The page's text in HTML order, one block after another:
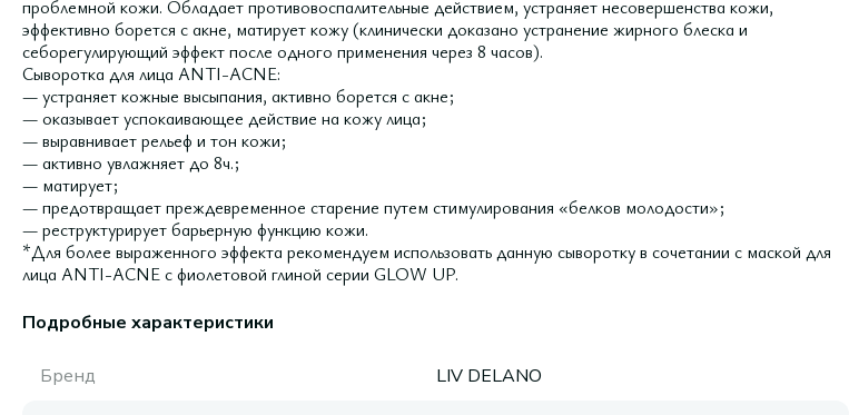
проблемной кожи. Обладает противовоспалительные действием, устраняет несовершенства кожи,
эффективно борется с акне, матирует кожу (клинически доказано устранение жирного блеска и
себорегулирующий эффект после одного применения через 8 часов).
Сыворотка для лица ANTI-ACNE:
— устраняет кожные высыпания, активно борется с акне;
— оказывает успокаивающее действие на кожу лица;
— выравнивает рельеф и тон кожи;
— активно увлажняет до 8ч.;
— матирует;
— предотвращает преждевременное старение путем стимулирования «белков молодости»;
— реструктурирует барьерную функцию кожи.
*Для более выраженного эффекта рекомендуем использовать данную сыворотку в сочетании с маской для
лица ANTI-ACNE с фиолетовой глиной серии GLOW UP.
Подробные характеристики
Бренд
LIV DELANO